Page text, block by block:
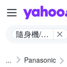
隨身機/類
Panasonic